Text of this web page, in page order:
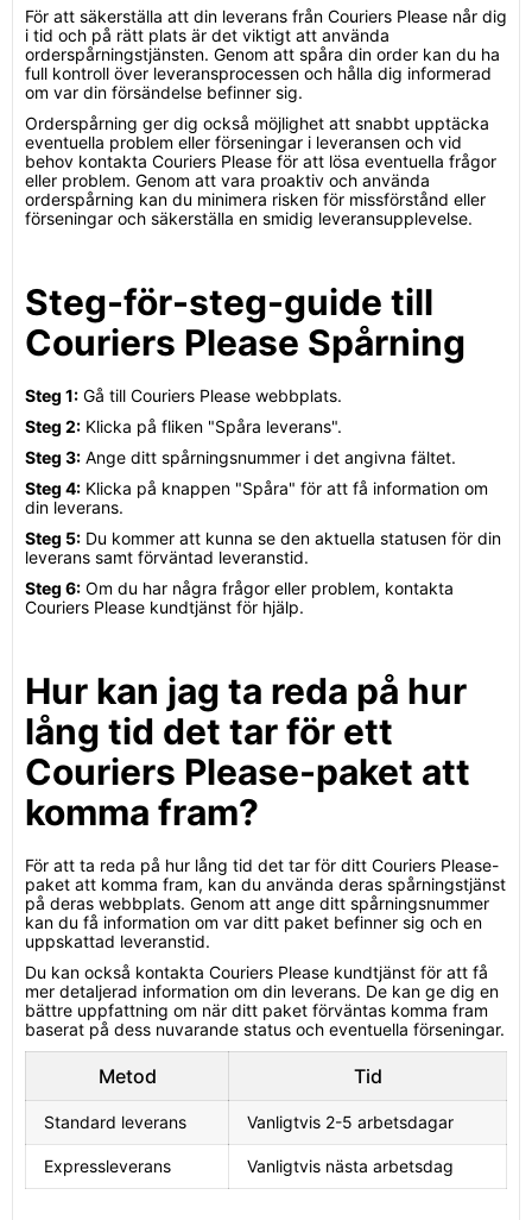
För att säkerställa att din leverans från Couriers Please når dig
i tid och på rätt plats är det viktigt att använda
orderspårningstjänsten. Genom att spåra din order kan du ha
full kontroll över leveransprocessen och hålla dig informerad
om var din försändelse befinner sig.
Orderspårning ger dig också möjlighet att snabbt upptäcka
eventuella problem eller förseningar i leveransen och vid
behov kontakta Couriers Please för att lösa eventuella frågor
eller problem. Genom att vara proaktiv och använda
orderspårning kan du minimera risken för missförstånd eller
förseningar och säkerställa en smidig leveransupplevelse.
Steg-för-steg-guide till
Couriers Please Spårning
Steg 1: Gå till Couriers Please webbplats.
Steg 2: Klicka på fliken "Spåra leverans".
Steg 3: Ange ditt spårningsnummer i det angivna fältet.
Steg 4: Klicka på knappen "Spåra" för att få information om
din leverans.
Steg 5: Du kommer att kunna se den aktuella statusen för din
leverans samt förväntad leveranstid.
Steg 6: Om du har några frågor eller problem, kontakta
Couriers Please kundtjänst för hjälp.
Hur kan jag ta reda på hur
lång tid det tar för ett
Couriers Please-paket att
komma fram?
För att ta reda på hur lång tid det tar för ditt Couriers Please-
paket att komma fram, kan du använda deras spårningstjänst
på deras webbplats. Genom att ange ditt spårningsnummer
kan du få information om var ditt paket befinner sig och en
uppskattad leveranstid.
Du kan också kontakta Couriers Please kundtjänst för att få
mer detaljerad information om din leverans. De kan ge dig en
bättre uppfattning om när ditt paket förväntas komma fram
baserat på dess nuvarande status och eventuella förseningar.
Metod Tid
Standard leverans Vanligtvis 2-5 arbetsdagar
Expressleverans Vanligtvis nästa arbetsdag